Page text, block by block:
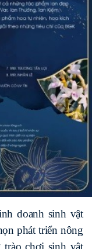
doanh sinh vật
phát triển nông
chơi sinh vật